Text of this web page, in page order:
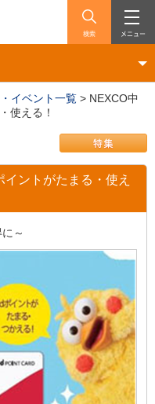
検索 メニュー
イベント一覧 > NEXCO中
使える！
ントがたまる・使え
～